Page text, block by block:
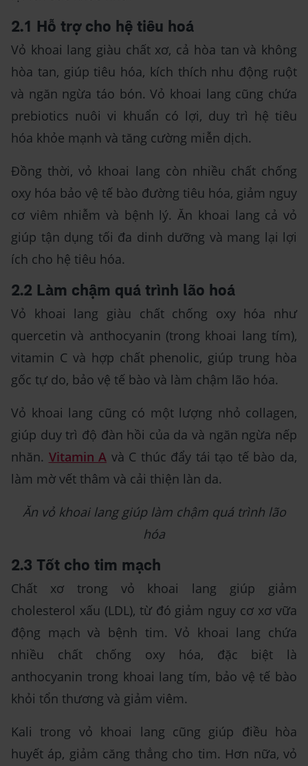
2.1 Hỗ trợ cho hệ tiêu hoá
Vỏ khoai lang giàu chất xơ, cả hòa tan và không
hòa tan, giúp tiêu hóa, kích thích nhu động ruột
và ngăn ngừa táo bón. Vỏ khoai lang cũng chứa
prebiotics nuôi vi khuẩn có lợi, duy trì hệ tiêu
hóa khỏe mạnh và tăng cường miễn dịch.
Đồng thời, vỏ khoai lang còn nhiều chất chống
oxy hóa bảo vệ tế bào đường tiêu hóa, giảm nguy
cơ viêm nhiễm và bệnh lý. Ăn khoai lang cả vỏ
giúp tận dụng tối đa dinh dưỡng và mang lại lợi
ích cho hệ tiêu hóa.
2.2 Làm chậm quá trình lão hoá
Vỏ khoai lang giàu chất chống oxy hóa như
quercetin và anthocyanin (trong khoai lang tím),
vitamin C và hợp chất phenolic, giúp trung hòa
gốc tự do, bảo vệ tế bào và làm chậm lão hóa.
Vỏ khoai lang cũng có một lượng nhỏ collagen,
giúp duy trì độ đàn hồi của da và ngăn ngừa nếp
nhăn. Vitamin A và C thúc đẩy tái tạo tế bào da,
làm mờ vết thâm và cải thiện làn da.
Ăn vỏ khoai lang giúp làm chậm quá trình lão
hóa
2.3 Tốt cho tim mạch
Chất xơ trong vỏ khoai lang giúp giảm
cholesterol xấu (LDL), từ đó giảm nguy cơ xơ vữa
động mạch và bệnh tim. Vỏ khoai lang chứa
nhiều chất chống oxy hóa, đặc biệt là
anthocyanin trong khoai lang tím, bảo vệ tế bào
khỏi tổn thương và giảm viêm.
Kali trong vỏ khoai lang cũng giúp điều hòa
huyết áp, giảm căng thẳng cho tim. Hơn nữa, vỏ